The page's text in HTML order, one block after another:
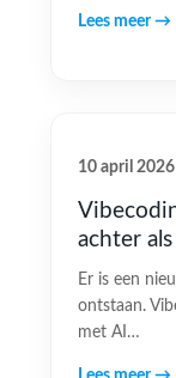
Lees meer →
10 april 2026
achter
Er is een
ontstaan.
met AI…